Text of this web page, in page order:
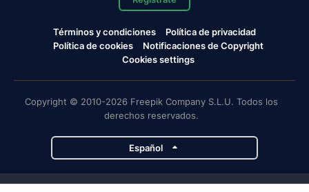
Términos y condiciones
Política de privacidad
Política de cookies
Notificaciones de Copyright
Cookies settings
Copyright © 2010-2026 Freepik Company S.L.U. Todos los
derechos reservados.
Español